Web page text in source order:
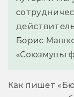
Борис
Как пишет